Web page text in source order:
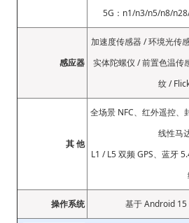
5G：n1/n3/n5/n8/
感应器
加速度传感器 / 环境光传
实体陀螺仪 / 前置色温传
纹 /
其 他
全场景 NFC、红外遥控、
线性马
L1 / L5 双频 GPS、蓝牙
操作系统 基于 Android